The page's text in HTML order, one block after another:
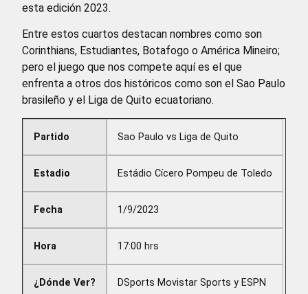
esta edición 2023.
Entre estos cuartos destacan nombres como son
Corinthians, Estudiantes, Botafogo o América Mineiro;
pero el juego que nos compete aquí es el que
enfrenta a otros dos históricos como son el Sao Paulo
brasileño y el Liga de Quito ecuatoriano.
Partido
Estadio
Fecha
Hora
¿Dónde Ver?
Sao Paulo vs Liga de Quito
Estádio Cícero Pompeu de Toledo
1/9/2023
17:00 hrs
DSports Movistar Sports y ESPN